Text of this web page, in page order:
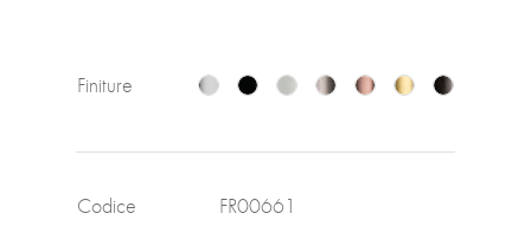
Finiture
Codice FR00661